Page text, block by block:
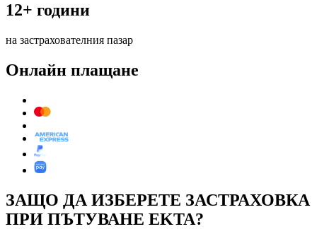
12+ години
на застрахователния пазар
Онлайн плащане
ЗАЩО ДА ИЗБЕРЕТЕ ЗАСТРАХОВКА
ПРИ ПЪТУВАНЕ EKTA?